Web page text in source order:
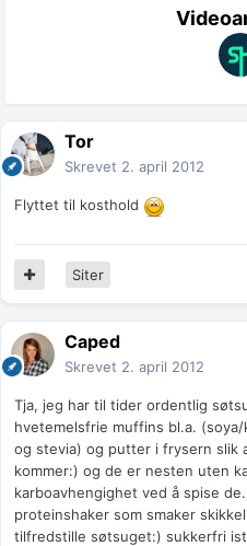
Tor
Skrevet 2. april 2012
Flyttet til kosthold
Siter
Caped
Skrevet 2. april 2012
Tja, jeg har til tider ordentlig
hvetemelsfrie muffins bl.a.
og stevia) og putter i frysern slik
kommer:) og de er nesten uten
karboavhengighet ved å spise
proteinshaker som smaker
tilfredstille søtsuget:) sukkerfri